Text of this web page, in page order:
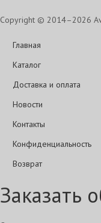
Copyright © 2014–2026
Главная
Каталог
Доставка и оплата
Новости
Контакты
Конфиденциальность
Возврат
Заказать